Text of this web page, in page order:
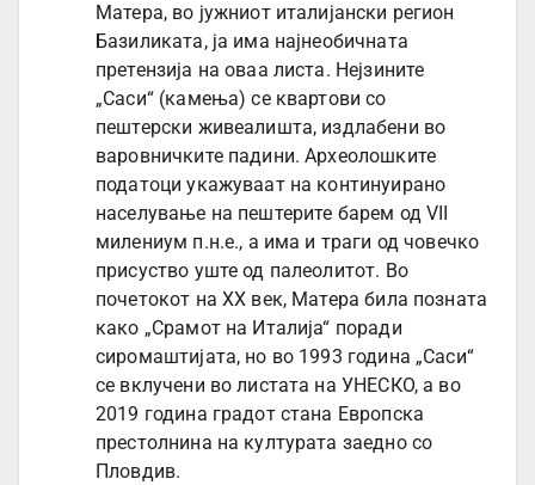
Матера, во јужниот италијански регион
Базиликата, ја има најнеобичната
претензија на оваа листа. Нејзините
„Саси“ (камења) се квартови со
пештерски живеалишта, издлабени во
варовничките падини. Археолошките
податоци укажуваат на континуирано
населување на пештерите барем од VII
милениум п.н.е., а има и траги од човечко
присуство уште од палеолитот. Во
почетокот на XX век, Матера била позната
како „Срамот на Италија“ поради
сиромаштијата, но во 1993 година „Саси“
се вклучени во листата на УНЕСКО, а во
2019 година градот стана Европска
престолнина на културата заедно со
Пловдив.